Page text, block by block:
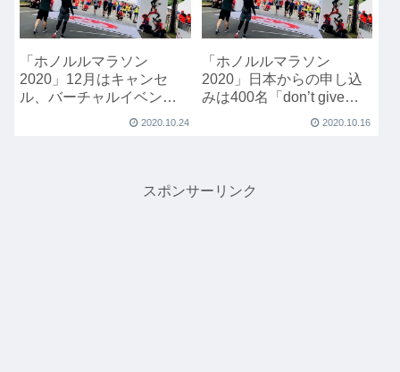
「ホノルルマラソン
2020」12月はキャンセ
ル、バーチャルイベント
2020.10.24
「ホノルルマラソン
2020」日本からの申し込
みは400名「don’t give
2020.10.16
スポンサーリンク